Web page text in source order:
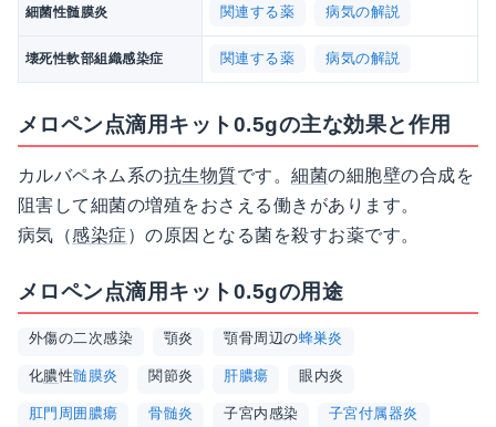
細菌性髄膜炎 関連する薬 病気の解説
壊死性軟部組織感染症 関連する薬 病気の解説
メロペン点滴用キット0.5gの主な効果と作用
カルバペネム系の抗生物質です。細菌の細胞壁の合成を
阻害して細菌の増殖をおさえる働きがあります。
病気（感染症 ）の原因となる菌を殺すお薬です。
メロペン点滴用キット0.5gの用途
外傷の二次感染 顎炎 顎骨周辺の蜂巣炎
化膿性髄膜炎 関節炎 肝膿瘍 眼内炎
肛門周囲膿瘍 骨髄炎 子宮内感染 子宮付属器炎